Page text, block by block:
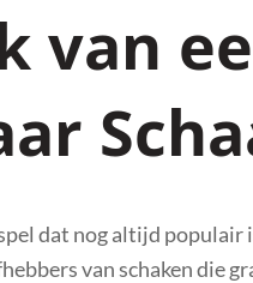
van
dat nog altijd populair
van schaken die